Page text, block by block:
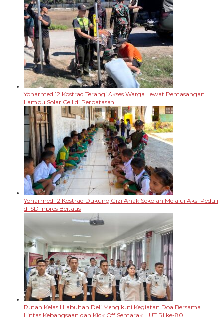
Yonarmed 12 Kostrad Terangi Akses Warga Lewat Pemasangan
Lampu Solar Cell di Perbatasan
Yonarmed 12 Kostrad Dukung Gizi Anak Sekolah Melalui Aksi Peduli
di SD Inpres Beitaus
Rutan Kelas I Labuhan Deli Mengikuti Kegiatan Doa Bersama
Lintas Kebangsaan dan Kick Off Semarak HUT RI ke-80